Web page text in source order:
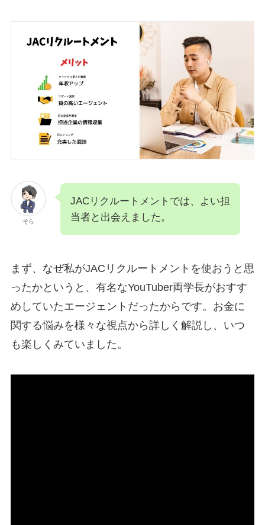
そら
JACリクルートメントでは、よい担
当者と出会えました。
まず、なぜ私がJACリクルートメントを使おうと思
ったかというと、有名なYouTuber両学長がおすす
めしていたエージェントだったからです。お金に
関する悩みを様々な視点から詳しく解説し、いつ
も楽しくみていました。